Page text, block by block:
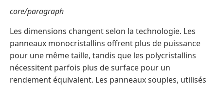
core/paragraph
Les dimensions changent selon la technologie. Les
panneaux monocristallins offrent plus de puissance
pour une même taille, tandis que les polycristallins
nécessitent parfois plus de surface pour un
rendement équivalent. Les panneaux souples, utilisés